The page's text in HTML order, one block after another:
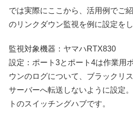
では実際にここから、活用例でご
のリンクダウン監視を例に設定をし
監視対象機器：ヤマハRTX830
設定：ポート3とポート4は作業用
ウンのログについて、ブラックリ
サーバーへ転送しないように設定
トのスイッチングハブです。